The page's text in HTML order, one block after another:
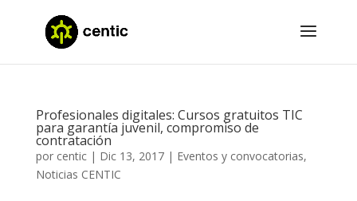
Profesionales digitales: Cursos gratuitos TIC
para garantía juvenil, compromiso de
contratación
por centic| Dic 13, 2017| Eventos y convocatorias,
Noticias CENTIC